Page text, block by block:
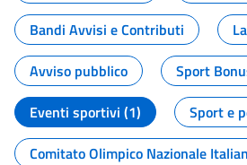
Bandi Avvisi e Contributi
Avviso pubblico
Sport
Eventi sportivi (1)
Sport e
Comitato Olimpico Nazionale